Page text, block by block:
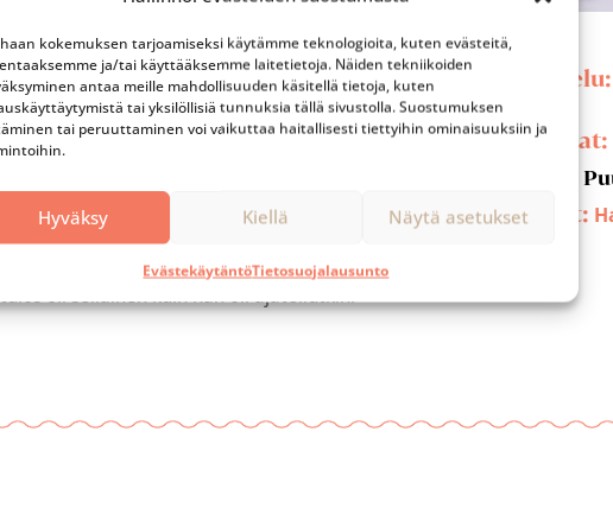
kokemuksen tarjoamiseksi käytämme teknologioita, kuten evästeitä,
ja/tai käyttääksemme laitetietoja. Näiden tekniikoiden
antaa meille mahdollisuuden käsitellä tietoja, kuten
tai yksilöllisiä tunnuksia tällä sivustolla. Suostumuksen
tai peruuttaminen voi vaikuttaa haitallisesti tiettyihin ominaisuuksiin ja
Hyväksy Kiellä Näytä asetukset
EvästekäytäntöTietosuojalausunto
A-malliset rautajalat saapuivat
Pajalta.
pyöristyksiä kokeiltiin useammanlaisia.
alareuna sekä pystykulmat on tehty
pyöristyksellä, kun taas yläreunassa on
jyrkempää kulmaa. Pyöristetyt kulmat ovat
vaihtoehto.
oli tyytyväinen ja innoissaan pöydästä, joka
ja suunniteltiin tiiviissä yhteistyössä.
oli sellainen kuin hän oli ajatellutkin.
Suunnittelu:
asiakas
Metallijalat:
Valokuvat: